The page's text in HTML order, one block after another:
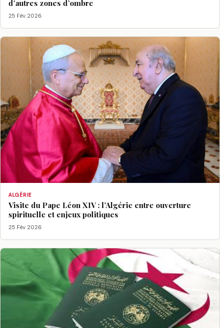
d’autres zones d’ombre
25 Fév 2026
ALGÉRIE
Visite du Pape Léon XIV : l’Algérie entre ouverture
spirituelle et enjeux politiques
25 Fév 2026